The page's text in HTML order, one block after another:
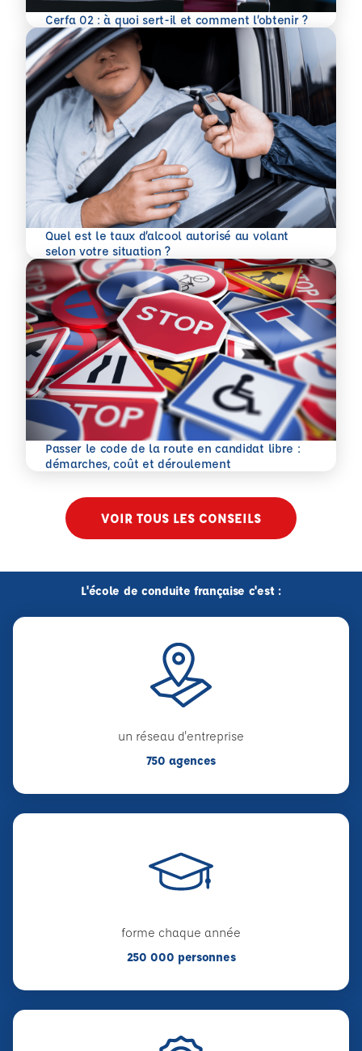
Cerfa 02 : à quoi sert-il et comment l’obtenir ?
En savoir plus
Quel est le taux d’alcool autorisé au volant
selon votre situation ?
En savoir plus
Passer le code de la route en candidat libre :
démarches, coût et déroulement
En savoir plus
VOIR TOUS LES CONSEILS
L'école de conduite française c'est :
un réseau d'entreprise
750 agences
forme chaque année
250 000 personnes